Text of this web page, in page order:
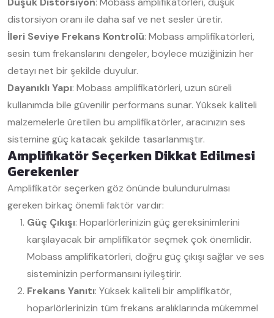
distorsiyon oranı ile daha saf ve net sesler üretir.
İleri Seviye Frekans Kontrolü: Mobass amplifikatörleri,
sesin tüm frekanslarını dengeler, böylece müziğinizin her
detayı net bir şekilde duyulur.
Dayanıklı Yapı: Mobass amplifikatörleri, uzun süreli
kullanımda bile güvenilir performans sunar. Yüksek kaliteli
malzemelerle üretilen bu amplifikatörler, aracınızın ses
sistemine güç katacak şekilde tasarlanmıştır.
Amplifikatör Seçerken Dikkat Edilmesi
Gerekenler
Amplifikatör seçerken göz önünde bulundurulması
gereken birkaç önemli faktör vardır:
Güç Çıkışı: Hoparlörlerinizin güç gereksinimlerini
karşılayacak bir amplifikatör seçmek çok önemlidir.
Mobass amplifikatörleri, doğru güç çıkışı sağlar ve ses
sisteminizin performansını iyileştirir.
Frekans Yanıtı: Yüksek kaliteli bir amplifikatör,
hoparlörlerinizin tüm frekans aralıklarında mükemmel